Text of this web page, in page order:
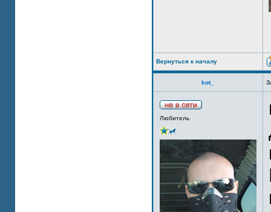
Вернуться к началу
kot_
Любитель